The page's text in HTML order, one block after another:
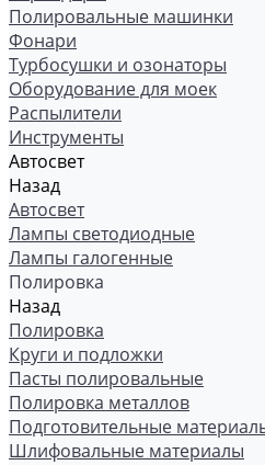
Полировальные машинки
Фонари
Турбосушки и озонаторы
Оборудование для моек
Распылители
Инструменты
Автосвет
Назад
Автосвет
Лампы светодиодные
Лампы галогенные
Полировка
Назад
Полировка
Круги и подложки
Пасты полировальные
Полировка металлов
Подготовительные
Шлифовальные материалы